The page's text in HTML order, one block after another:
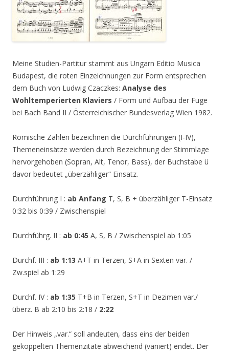
Meine Studien-Partitur stammt aus Ungarn Editio Musica
Budapest, die roten Einzeichnungen zur Form entsprechen
dem Buch von Ludwig Czaczkes: Analyse des
Wohltemperierten Klaviers / Form und Aufbau der Fuge
bei Bach Band II / Österreichischer Bundesverlag Wien 1982.
Römische Zahlen bezeichnen die Durchführungen (I-IV),
Themeneinsätze werden durch Bezeichnung der Stimmlage
hervorgehoben (Sopran, Alt, Tenor, Bass), der Buchstabe ü
davor bedeutet „überzähliger“ Einsatz.
Durchführung I : ab Anfang T, S, B + überzähliger T-Einsatz
0:32 bis 0:39 / Zwischenspiel
Durchführg. II : ab 0:45 A, S, B / Zwischenspiel ab 1:05
Durchf. III : ab 1:13 A+T in Terzen, S+A in Sexten var. /
Zw.spiel ab 1:29
Durchf. IV : ab 1:35 T+B in Terzen, S+T in Dezimen var./
überz. B ab 2:10 bis 2:18 / 2:22
Der Hinweis „var.“ soll andeuten, dass eins der beiden
gekoppelten Themenzitate abweichend (variiert) endet. Der